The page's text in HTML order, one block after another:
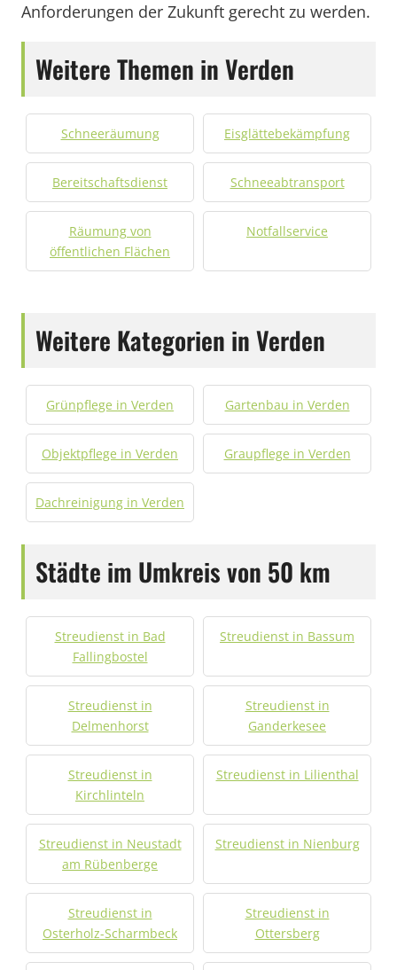
Anforderungen der Zukunft gerecht zu werden.
Weitere Themen in Verden
Schneeräumung Eisglättebekämpfung
Bereitschaftsdienst Schneeabtransport
Räumung von
öffentlichen Flächen
Notfallservice
Weitere Kategorien in Verden
Grünpflege in Verden Gartenbau in Verden
Objektpflege in Verden Graupflege in Verden
Dachreinigung in Verden
Städte im Umkreis von 50 km
Streudienst in Bad
Fallingbostel
Streudienst in Bassum
Streudienst in
Delmenhorst
Streudienst in
Ganderkesee
Streudienst in
Kirchlinteln
Streudienst in Lilienthal
Streudienst in Neustadt
am Rübenberge
Streudienst in Nienburg
Streudienst in
Osterholz-Scharmbeck
Streudienst in
Ottersberg